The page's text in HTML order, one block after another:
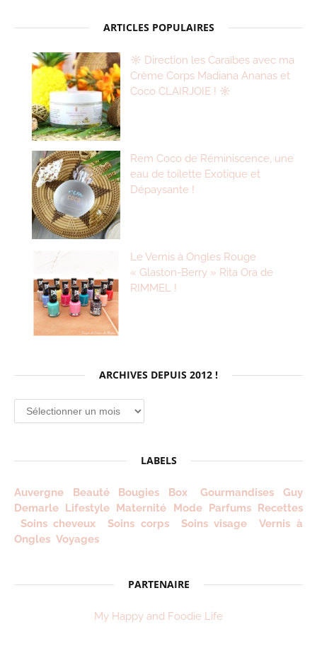
ARTICLES POPULAIRES
☼ Direction les Caraïbes avec ma
Crème Corps Madiana Ananas et
Coco CLAIRJOIE ! ☼
Rem Coco de Réminiscence, une
eau de toilette Exotique et
Dépaysante !
Le Vernis à Ongles Rouge
« Glaston-Berry » Rita Ora de
RIMMEL !
ARCHIVES DEPUIS 2012 !
Archives
depuis
LABELS
Auvergne Beauté Bougies Box Gourmandises
Guy
Demarle Lifestyle Maternité Mode Parfums Recettes
Soins cheveux
Soins corps Soins visage
Vernis à
Ongles Voyages
PARTENAIRE
My Happy and Foodie Life